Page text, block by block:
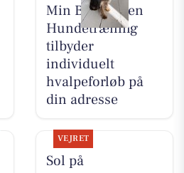
Min Bedste Ven
Hundetræning
tilbyder
individuelt
hvalpeforløb på
din adresse
VEJRET
Sol på